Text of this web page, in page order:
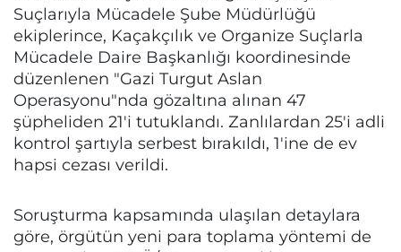
Suçlarıyla Mücadele Şube Müdürlüğü
ekiplerince, Kaçakçılık ve Organize Suçlarla
Mücadele Daire Başkanlığı koordinesinde
düzenlenen "Gazi Turgut Aslan
Operasyonu"nda gözaltına alınan 47
şüpheliden 21'i tutuklandı. Zanlılardan 25'i adli
kontrol şartıyla serbest bırakıldı, 1'ine de ev
hapsi cezası verildi.
Soruşturma kapsamında ulaşılan detaylara
göre, örgütün yeni para toplama yöntemi de